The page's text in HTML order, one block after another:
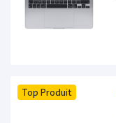
Top Produit